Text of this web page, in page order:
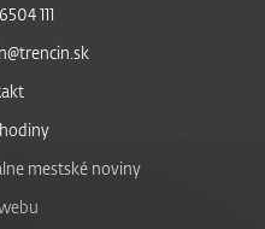
111
mestské noviny